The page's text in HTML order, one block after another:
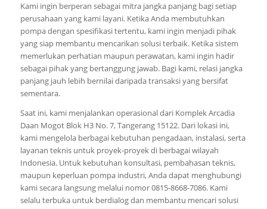
Kami ingin berperan sebagai mitra jangka panjang bagi setiap
perusahaan yang kami layani. Ketika Anda membutuhkan
pompa dengan spesifikasi tertentu, kami ingin menjadi pihak
yang siap membantu mencarikan solusi terbaik. Ketika sistem
memerlukan perhatian maupun perawatan, kami ingin hadir
sebagai pihak yang bertanggung jawab. Bagi kami, relasi jangka
panjang jauh lebih bernilai daripada transaksi yang bersifat
sementara.
Saat ini, kami menjalankan operasional dari Komplek Arcadia
Daan Mogot Blok H3 No. 7, Tangerang 15122. Dari lokasi ini,
kami mengelola berbagai kebutuhan pengadaan, instalasi, serta
layanan teknis untuk proyek-proyek di berbagai wilayah
Indonesia. Untuk kebutuhan konsultasi, pembahasan teknis,
maupun keperluan pompa industri, Anda dapat menghubungi
kami secara langsung melalui nomor 0815-8668-7086. Kami
selalu terbuka untuk berdialog dan membantu mencari solusi